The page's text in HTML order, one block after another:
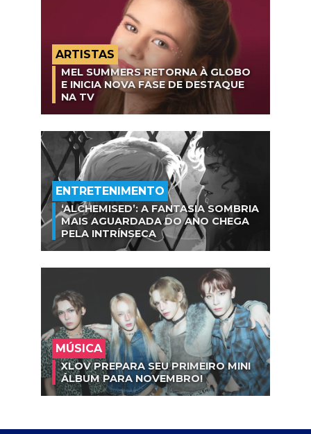
ARTISTAS
MEL SUMMERS RETORNA À GLOBO
E INICIA NOVA FASE DE DESTAQUE
NA TV
ENTRETENIMENTO
‘ALCHEMISED’: A FANTASIA SOMBRIA
MAIS AGUARDADA DO ANO CHEGA
PELA INTRÍNSECA
MÚSICA
XLOV PREPARA SEU PRIMEIRO MINI
ÁLBUM PARA NOVEMBRO!